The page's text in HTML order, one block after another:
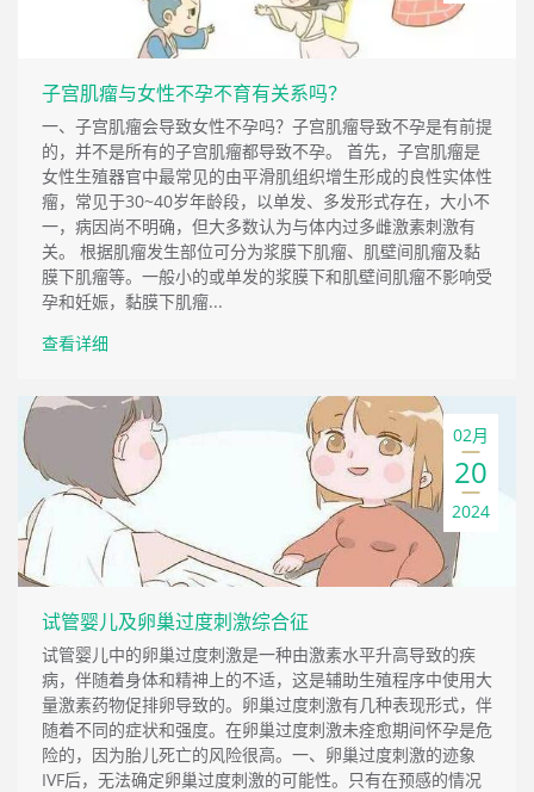
子宫肌瘤与女性不孕不育有关系吗？
一、子宫肌瘤会导致女性不孕吗？子宫肌瘤导致不孕是有前提
的，并不是所有的子宫肌瘤都导致不孕。 首先，子宫肌瘤是
女性生殖器官中最常见的由平滑肌组织增生形成的良性实体性
瘤，常见于30~40岁年龄段，以单发、多发形式存在，大小不
一，病因尚不明确，但大多数认为与体内过多雌激素刺激有
关。 根据肌瘤发生部位可分为浆膜下肌瘤、肌壁间肌瘤及黏
膜下肌瘤等。一般小的或单发的浆膜下和肌壁间肌瘤不影响受
孕和妊娠，黏膜下肌瘤...
查看详细
02月
20
2024
试管婴儿及卵巢过度刺激综合征
试管婴儿中的卵巢过度刺激是一种由激素水平升高导致的疾
病，伴随着身体和精神上的不适，这是辅助生殖程序中使用大
量激素药物促排卵导致的。卵巢过度刺激有几种表现形式，伴
随着不同的症状和强度。在卵巢过度刺激未痊愈期间怀孕是危
险的，因为胎儿死亡的风险很高。一、卵巢过度刺激的迹象
IVF后，无法确定卵巢过度刺激的可能性。只有在预感的情况